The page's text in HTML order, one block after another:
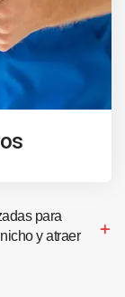
para
y atraer